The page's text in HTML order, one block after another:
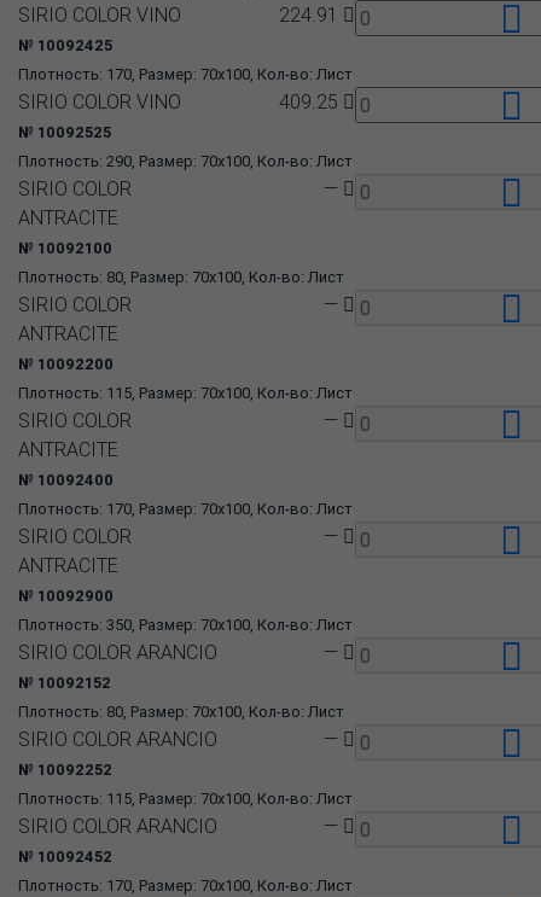
Плотность: 170, Размер: 70x100, Кол-во: Лист
SIRIO COLOR VINO
№ 10092425
224.91
Плотность: 290, Размер: 70x100, Кол-во: Лист
SIRIO COLOR VINO
№ 10092525
409.25
Плотность: 80, Размер: 70x100, Кол-во: Лист
SIRIO COLOR
ANTRACITE
№ 10092100
—
Плотность: 115, Размер: 70x100, Кол-во: Лист
SIRIO COLOR
ANTRACITE
№ 10092200
—
Плотность: 170, Размер: 70x100, Кол-во: Лист
SIRIO COLOR
ANTRACITE
№ 10092400
—
Плотность: 350, Размер: 70x100, Кол-во: Лист
SIRIO COLOR
ANTRACITE
№ 10092900
—
Плотность: 80, Размер: 70x100, Кол-во: Лист
SIRIO COLOR ARANCIO
№ 10092152
—
Плотность: 115, Размер: 70x100, Кол-во: Лист
SIRIO COLOR ARANCIO
№ 10092252
—
Плотность: 170, Размер: 70x100, Кол-во: Лист
SIRIO COLOR ARANCIO
№ 10092452
—